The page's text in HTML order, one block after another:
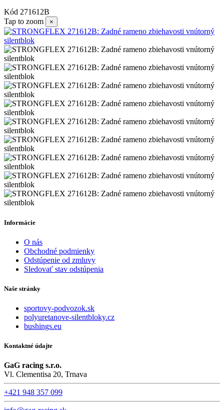
Kód 271612B
Tap to zoom
×
Informácie
O nás
Obchodné podmienky
Odstúpenie od zmluvy
Sledovať stav odstúpenia
Naše stránky
sportovy-podvozok.sk
polyuretanove-silentbloky.cz
bushings.eu
Kontaktné údajte
GaG racing s.r.o.
Vl. Clementisa 20, Trnava
+421 948 357 099